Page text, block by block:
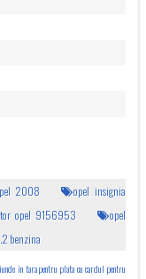
2008
opel insignia
opel 9156953
opel
benzina
in tara pentru plata cu cardul pentru